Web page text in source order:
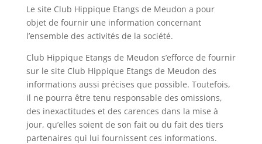
Le site Club Hippique Etangs de Meudon a pour
objet de fournir une information concernant
l’ensemble des activités de la société.
Club Hippique Etangs de Meudon s’efforce de fournir
sur le site Club Hippique Etangs de Meudon des
informations aussi précises que possible. Toutefois,
il ne pourra être tenu responsable des omissions,
des inexactitudes et des carences dans la mise à
jour, qu’elles soient de son fait ou du fait des tiers
partenaires qui lui fournissent ces informations.